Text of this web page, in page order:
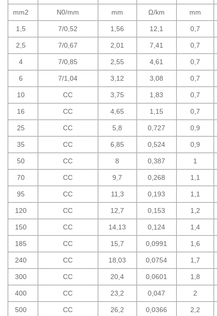
mm2 N0/mm mm Ω/km mm
1,5 7/0,52 1,56 12,1 0,7
2,5 7/0,67 2,01 7,41 0,7
4 7/0,85 2,55 4,61 0,7
6 7/1,04 3,12 3,08 0,7
10 CC 3,75 1,83 0,7
16 CC 4,65 1,15 0,7
25 CC 5,8 0,727 0,9
35 CC 6,85 0,524 0,9
50 CC 8 0,387 1
70 CC 9,7 0,268 1,1
95 CC 11,3 0,193 1,1
120 CC 12,7 0,153 1,2
150 CC 14,13 0,124 1,4
185 CC 15,7 0,0991 1,6
240 CC 18,03 0,0754 1,7
300 CC 20,4 0,0601 1,8
400 CC 23,2 0,047 2
500 CC 26,2 0,0366 2,2